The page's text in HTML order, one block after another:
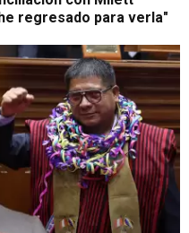
regresado para verla"